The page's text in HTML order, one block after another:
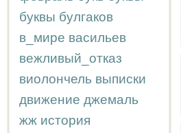
буквы булгаков
в_мире васильев
вежливый_отказ
виолончель выписки
движение джемаль
жж история